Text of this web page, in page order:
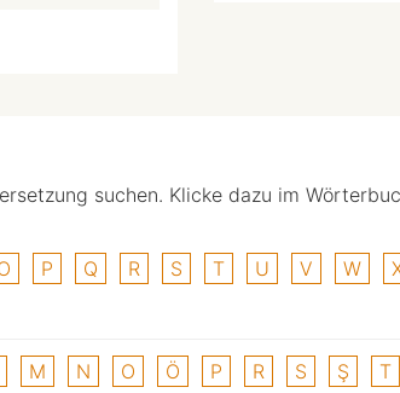
suchen. Klicke dazu im
P Q R S T U V W
M N O Ö P R S Ş T